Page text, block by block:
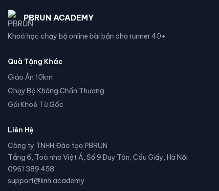
PBRUN ACADEMY
Khoá học chạy bộ online bài bản cho runner 40+
Quà Tặng Khác
Giáo Án 10km
Chạy Bộ Không Chấn Thương
Gối Khoẻ Từ Gốc
Liên Hệ
Công ty TNHH Đào tạo PBRUN
Tầng 6, Toà nhà Việt Á, Số 9 Duy Tân, Cầu Giấy, Hà Nội
0961 389 458
support@linh.academy